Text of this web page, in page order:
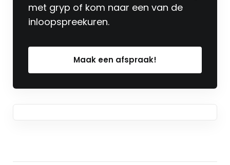
met gryp of kom naar een van de
inloopspreekuren.
Maak een afspraak!